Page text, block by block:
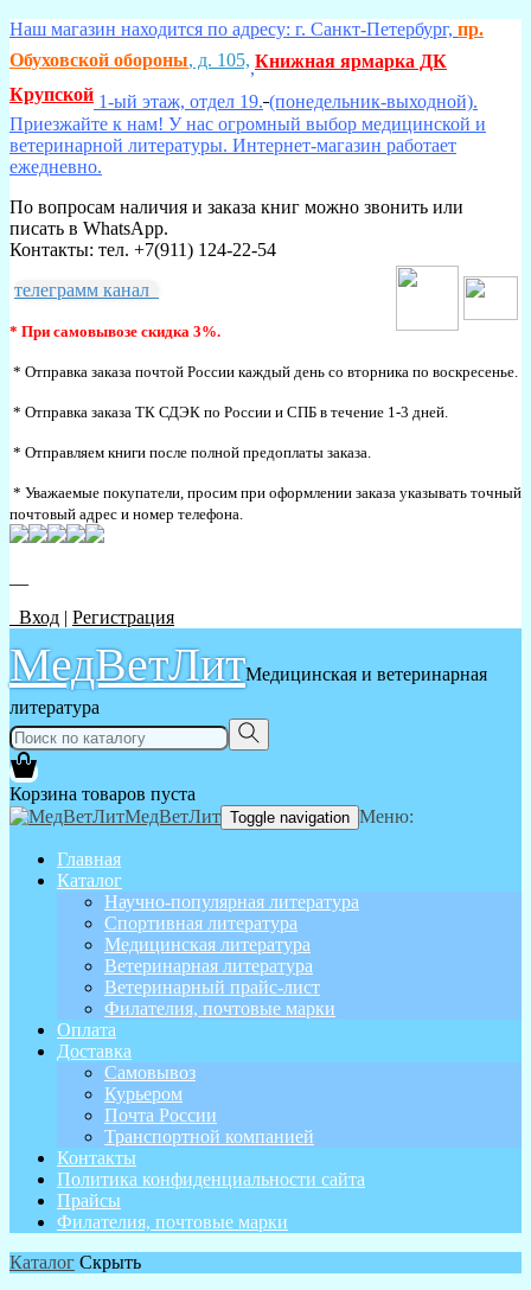
Наш магазин находится по адресу: г. Санкт-Петербург, пр.
Обуховской обороны, д. 105,,Книжная ярмарка ДК
Крупской 1-ый этаж, отдел 19. (понедельник-выходной).
Приезжайте к нам! У нас огромный выбор медицинской и
ветеринарной литературы. Интернет-магазин работает
ежедневно.
По вопросам наличия и заказа книг можно звонить или
писать в WhatsApp.
Контакты: тел. +7(911) 124-22-54
телеграмм канал
* При самовывозе скидка 3%.
* Отправка заказа почтой России каждый день со вторника по воскресенье.
* Отправка заказа ТК СДЭК по России и СПБ в течение 1-3 дней.
* Отправляем книги после полной предоплаты заказа.
* Уважаемые покупатели, просим при оформлении заказа указывать точный
почтовый адрес и номер телефона.
Вход | Регистрация
МедВетЛитМедицинская и ветеринарная
литература
Корзина товаров пуста
МедВетЛит Toggle navigation Меню:
Главная
Каталог
Научно-популярная литература
Спортивная литература
Медицинская литература
Ветеринарная литература
Ветеринарный прайс-лист
Филателия, почтовые марки
Оплата
Доставка
Самовывоз
Курьером
Почта России
Транспортной компанией
Контакты
Политика конфиденциальности сайта
Прайсы
Филателия, почтовые марки
Каталог Скрыть